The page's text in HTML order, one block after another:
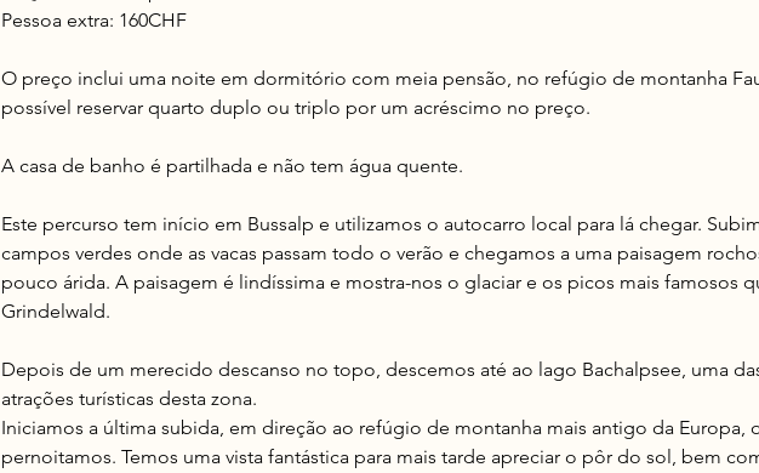
Pessoa extra: 160CHF
O preço inclui uma noite em dormitório com meia pensão, no refúgio de montanha
possível reservar quarto duplo ou triplo por um acréscimo no preço.
A casa de banho é partilhada e não tem água quente.
Este percurso tem início em Bussalp e utilizamos o autocarro local para lá chegar.
campos verdes onde as vacas passam todo o verão e chegamos a uma paisagem
pouco árida. A paisagem é lindíssima e mostra-nos o glaciar e os picos mais famosos
Grindelwald.
Depois de um merecido descanso no topo, descemos até ao lago Bachalpsee, uma
atrações turísticas desta zona.
Iniciamos a última subida, em direção ao refúgio de montanha mais antigo da Europa,
pernoitamos. Temos uma vista fantástica para mais tarde apreciar o pôr do sol, bem